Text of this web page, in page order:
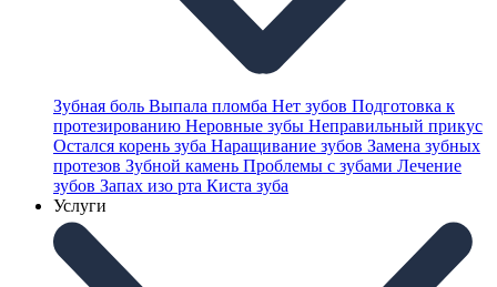
Зубная боль Выпала пломба Нет зубов Подготовка к
протезированию Неровные зубы Неправильный прикус
Остался корень зуба Наращивание зубов Замена зубных
протезов Зубной камень Проблемы с зубами Лечение
зубов Запах изо рта Киста зуба
Услуги